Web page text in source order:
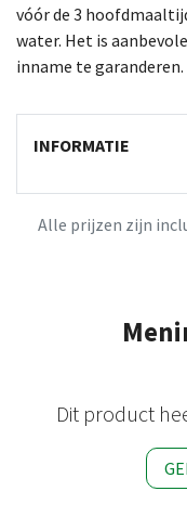
vóór de 3
water. Het is
inname te garanderen.
INFORMATIE
Alle prijzen zijn
Dit product